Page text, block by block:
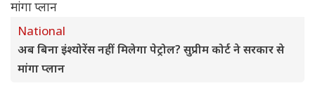
National
अब बिना इंश्योरेंस नहीं मिलेगा पेट्रोल? सुप्रीम कोर्ट ने सरकार से
मांगा प्लान